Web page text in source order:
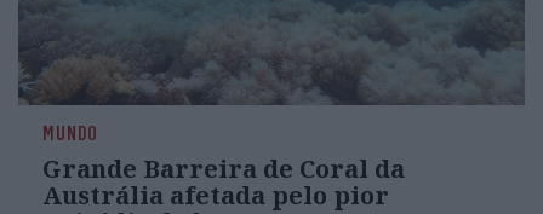
MUNDO
Grande Barreira de Coral da
Austrália afetada pelo pior